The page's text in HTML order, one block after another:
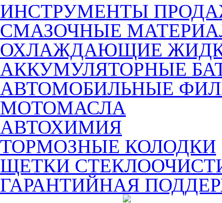
ИНСТРУМЕНТЫ
СМАЗОЧНЫЕ
ОХЛАЖДАЮЩИЕ
АККУМУЛЯТОРНЫЕ
АВТОМОБИЛЬНЫЕ
МОТОМАСЛА
АВТОХИМИЯ
ТОРМОЗНЫЕ КОЛОДКИ
ЩЕТКИ
ГАРАНТИЙНАЯ